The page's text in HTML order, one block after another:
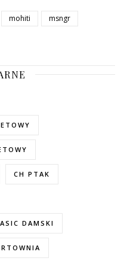
mohiti
msngr
CH PTAK
DAMSKI